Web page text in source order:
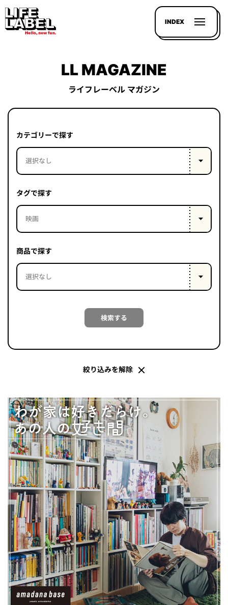
INDEX
UP
PROJECT
LIFE
LABEL
はい
会社概
要
企業の
プライ
バシー
ポリシ
ー
採用情
報
LL MAGAZINE
ライフレーベル マガジン
カテゴリーで探す
タグで探す
商品で探す
検索する
絞り込みを解除